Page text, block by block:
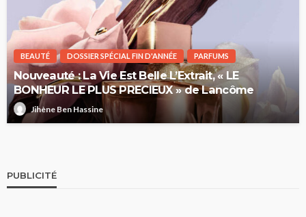
BEAUTÉ DOSSIER SPÉCIAL FIN D'ANNÉE PARFUMS
Nouveauté : La Vie Est Belle L’Extrait, « LE
BONHEUR LE PLUS PRECIEUX » de Lancôme
Jihène Ben Hassine
PUBLICITÉ